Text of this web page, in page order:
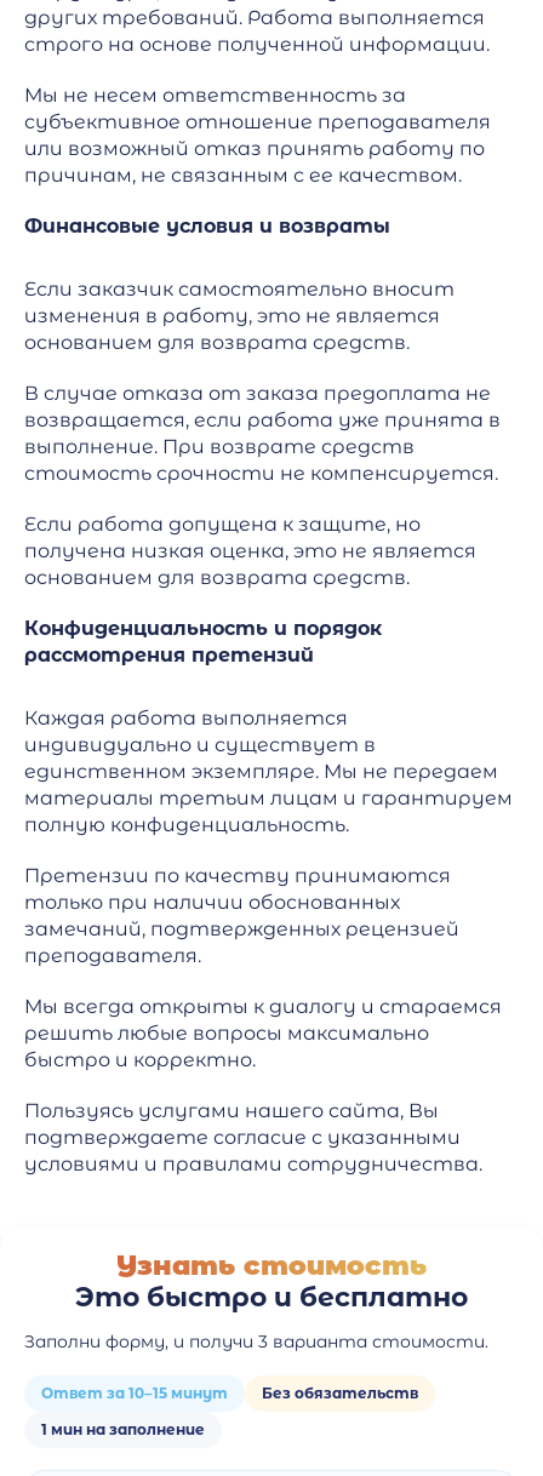
других требований. Работа выполняется
строго на основе полученной информации.
Мы не несем ответственность за
субъективное отношение преподавателя
или возможный отказ принять работу по
причинам, не связанным с ее качеством.
Финансовые условия и возвраты
Если заказчик самостоятельно вносит
изменения в работу, это не является
основанием для возврата средств.
В случае отказа от заказа предоплата не
возвращается, если работа уже принята в
выполнение. При возврате средств
стоимость срочности не компенсируется.
Если работа допущена к защите, но
получена низкая оценка, это не является
основанием для возврата средств.
Конфиденциальность и порядок
рассмотрения претензий
Каждая работа выполняется
индивидуально и существует в
единственном экземпляре. Мы не передаем
материалы третьим лицам и гарантируем
полную конфиденциальность.
Претензии по качеству принимаются
только при наличии обоснованных
замечаний, подтвержденных рецензией
преподавателя.
Мы всегда открыты к диалогу и стараемся
решить любые вопросы максимально
быстро и корректно.
Пользуясь услугами нашего сайта, Вы
подтверждаете согласие с указанными
условиями и правилами сотрудничества.
Узнать стоимость
Это быстро и бесплатно
Заполни форму, и получи 3 варианта стоимости.
Ответ за 10–15 минут
Без обязательств
1 мин на заполнение